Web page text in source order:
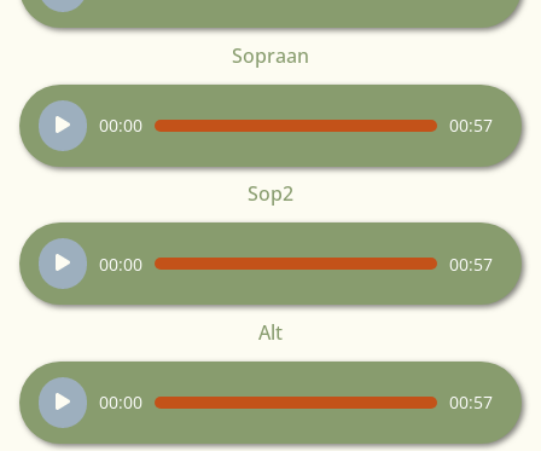
Sopraan
Audiospeler
00:00 00:57
Sop2
Audiospeler
00:00 00:57
Alt
Audiospeler
00:00 00:57